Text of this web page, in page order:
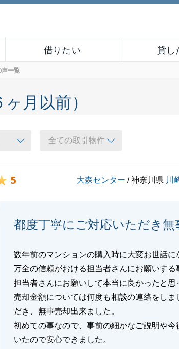
借りたい 貸し
声一覧
月以前）
5 大森センター / 神奈川県 川
都度丁寧にご対応いただき無
数年前のマンションの購入時に大変お世話
万全の信頼がおける担当者さんにお願いする
担当者さんにお願いして本当に良かったと思
売却金額については何度も相談の連絡をし
だき、無事売却出来ました。
初めての事なので、事前の細かなご説明や
いたので安心できました。